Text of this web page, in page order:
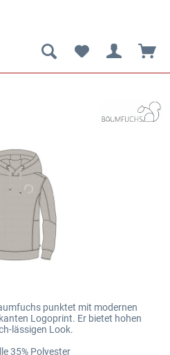
punktet mit modernen
Logoprint. Er bietet hohen
lässigen Look.
35% Polyester